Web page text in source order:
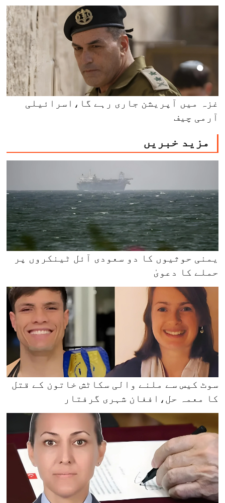
غزہ میں آپریشن جاری رہے گا،اسرائیلی
آرمی چیف
مزید خبریں
یمنی حوثیوں کا دو سعودی آئل ٹینکروں پر
حملے کا دعویٰ
سوٹ کیس سے ملنے والی سکاٹش خاتون کے قتل
کا معمہ حل،افغان شہری گرفتار